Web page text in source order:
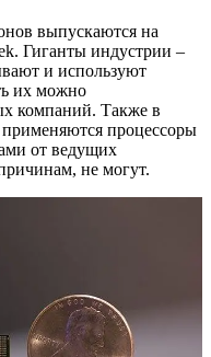
выпускаются на
Гиганты индустрии –
и используют
их можно
компаний. Также в
процессоры
от ведущих
не могут.